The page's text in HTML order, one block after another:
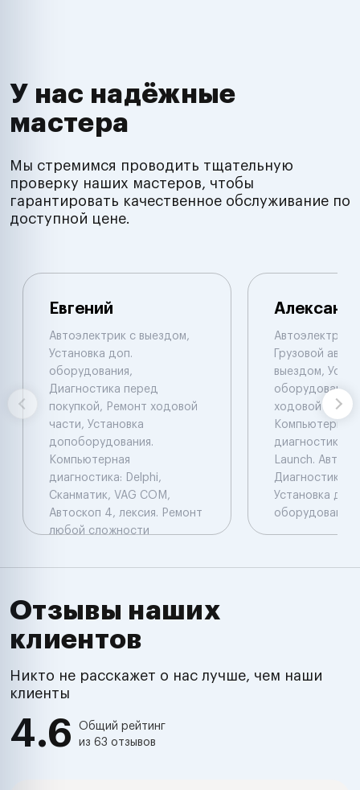
У нас надёжные
мастера
Мы стремимся проводить тщательную
проверку наших мастеров, чтобы
гарантировать качественное обслуживание по
доступной цене.
Евгений
Автоэлектрик с выездом,
Установка доп.
оборудования,
Диагностика перед
покупкой, Ремонт ходовой
части, Установка
допоборудования.
Компьютерная
диагностика: Delphi,
Сканматик, VAG COM,
Автоскоп 4, лексия. Ремонт
любой сложности
Автоэлектрик
Грузовой
выездом,
ходовой части.
Компьютерная
диагностика:
Launch.
Диагностика.
Установка доп
оборудования.
Отзывы наших
клиентов
Никто не расскажет о нас лучше, чем наши
клиенты
4.6
Общий рейтинг
из 63 отзывов